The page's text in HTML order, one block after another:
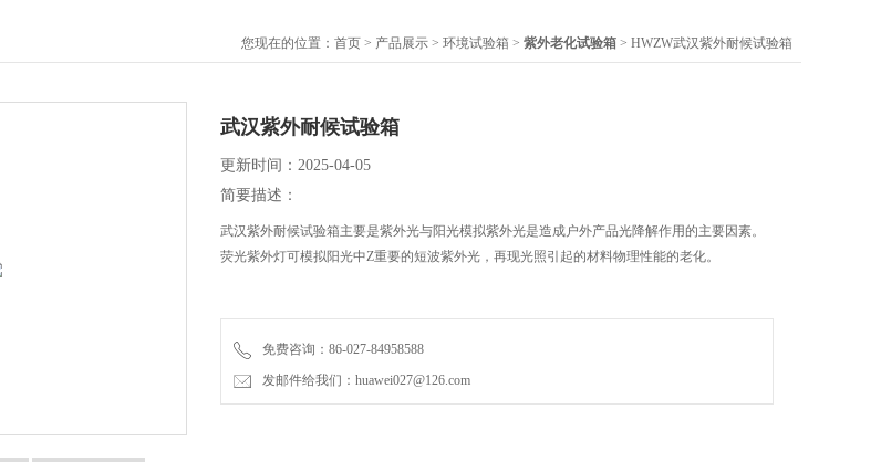
您现在的位置： 首页 > 产品展示 > 环境试验箱 > 紫外老化试验箱 > HWZW武汉紫外耐候试验箱
武汉紫外耐候试验箱
更新时间：2025-04-05
简要描述：
武汉紫外耐候试验箱主要是紫外光与阳光模拟紫外光是造成户外产品光降解作用的主要因素。
荧光紫外灯可模拟阳光中Z重要的短波紫外光，再现光照引起的材料物理性能的老化。
免费咨询：86-027-84958588
发邮件给我们：huawei027@126.com